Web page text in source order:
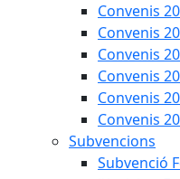
Convenis
Convenis
Convenis
Convenis
Convenis
Convenis
Subvencions
Subvenció